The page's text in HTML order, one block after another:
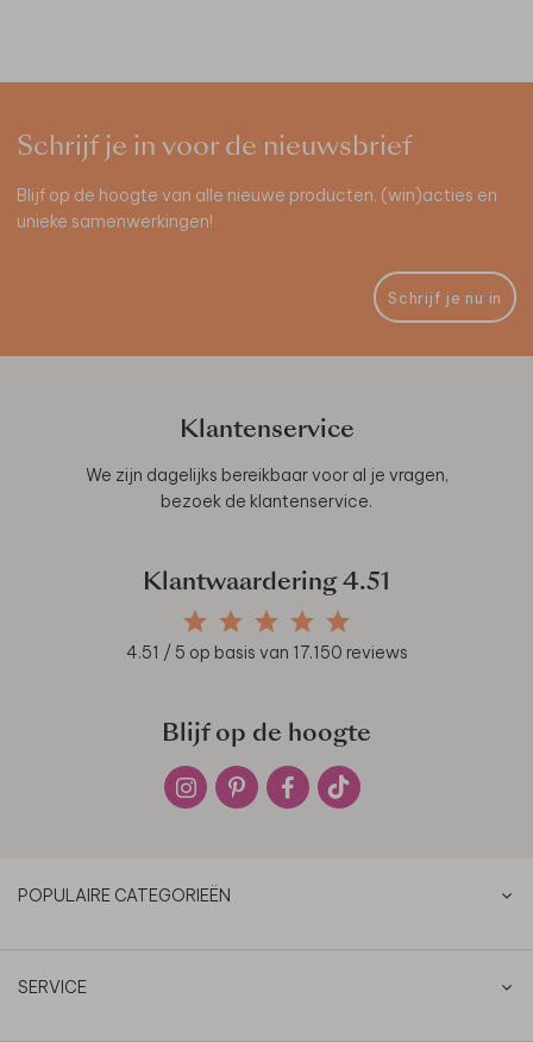
Schrijf je in voor de nieuwsbrief
Blijf op de hoogte van alle nieuwe producten, (win)acties en
unieke samenwerkingen!
Schrijf je nu in
Klantenservice
We zijn dagelijks bereikbaar voor al je vragen,
bezoek de klantenservice.
Klantwaardering 4.51
4.51 / 5 op basis van 17.150 reviews
Blijf op de hoogte
POPULAIRE CATEGORIEËN
SERVICE